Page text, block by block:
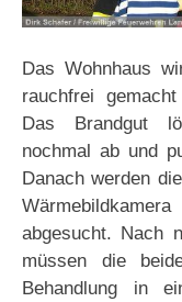
Das Wohnhaus
rauchfrei
Das Brandgut
nochmal ab und
Danach werden
abgesucht. Nach
müssen die
Behandlung in